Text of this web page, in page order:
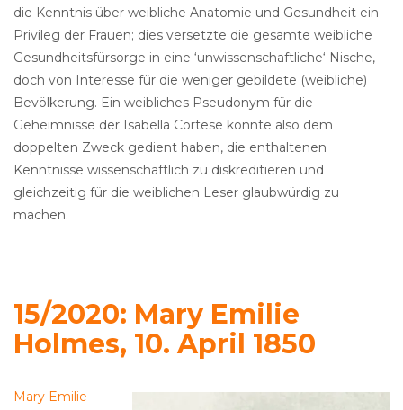
die Kenntnis über weibliche Anatomie und Gesundheit ein
Privileg der Frauen; dies versetzte die gesamte weibliche
Gesundheitsfürsorge in eine ‘unwissenschaftliche‘ Nische,
doch von Interesse für die weniger gebildete (weibliche)
Bevölkerung. Ein weibliches Pseudonym für die
Geheimnisse der Isabella Cortese könnte also dem
doppelten Zweck gedient haben, die enthaltenen
Kenntnisse wissenschaftlich zu diskreditieren und
gleichzeitig für die weiblichen Leser glaubwürdig zu
machen.
15/2020: Mary Emilie
Holmes, 10. April 1850
Mary Emilie